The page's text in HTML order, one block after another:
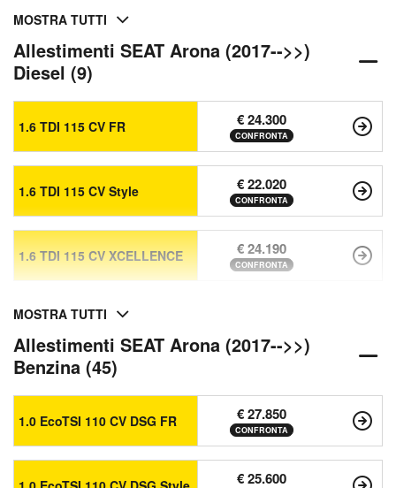
MOSTRA TUTTI
Allestimenti SEAT Arona (2017-->>)
Diesel (9)
1.6 TDI 115 CV FR € 24.300
CONFRONTA
1.6 TDI 115 CV Style € 22.020
CONFRONTA
1.6 TDI 115 CV XCELLENCE € 24.190
CONFRONTA
MOSTRA TUTTI
Allestimenti SEAT Arona (2017-->>)
Benzina (45)
1.0 EcoTSI 110 CV DSG FR € 27.850
CONFRONTA
€ 25.600